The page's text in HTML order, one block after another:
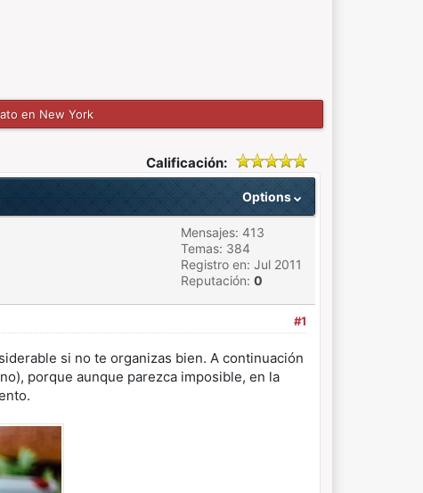
en New York
Calificación:
Options
Mensajes: 413
Temas: 384
Registro en: Jul 2011
Reputación: 0
#1
si no te organizas bien. A continuación
porque aunque parezca imposible, en la